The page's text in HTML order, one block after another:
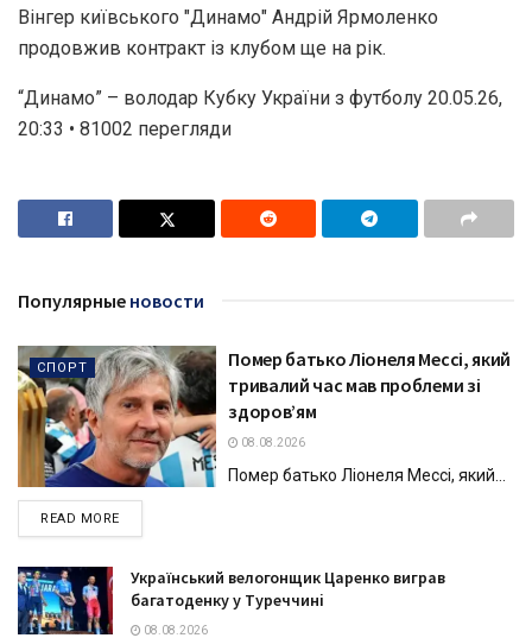
Вінгер київського "Динамо" Андрій Ярмоленко
продовжив контракт із клубом ще на рік.
“Динамо” – володар Кубку України з футболу 20.05.26,
20:33 • 81002 перегляди
Популярные новости
СПОРТ
Помер батько Ліонеля Мессі, який
тривалий час мав проблеми зі
здоров’ям
08.08.2026
Помер батько Ліонеля Мессі, який...
READ MOREDETAILS
Український велогонщик Царенко виграв
багатоденку у Туреччині
08.08.2026